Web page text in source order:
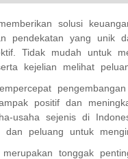
solusi
pendekatan yang unik
Tidak mudah untuk
kejelian melihat
positif dan
usaha sejenis di
peluang untuk
tonggak